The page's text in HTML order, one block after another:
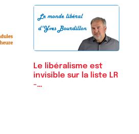
Le libéralisme est
invisible sur la liste LR
-…